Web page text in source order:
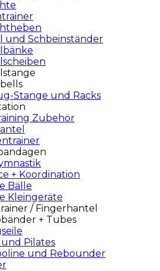
und Schbeinständer
Stange und Racks
Zubehör
+ Koordination
Bälle
Kleingeräte
/ Fingerhantel
+ Tubes
und Pilates
und Rebounder